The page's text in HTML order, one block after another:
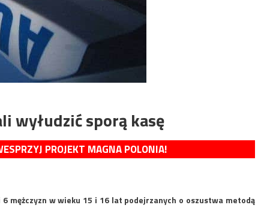
wyłudzić sporą kasę
PROJEKT MAGNA POLONIA!
mężczyzn w wieku 15 i 16 lat podejrzanych o oszustwa metodą